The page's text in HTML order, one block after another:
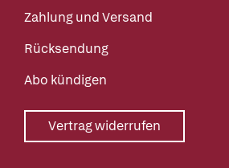
Zahlung und Versand
Rücksendung
Abo kündigen
Vertrag widerrufen